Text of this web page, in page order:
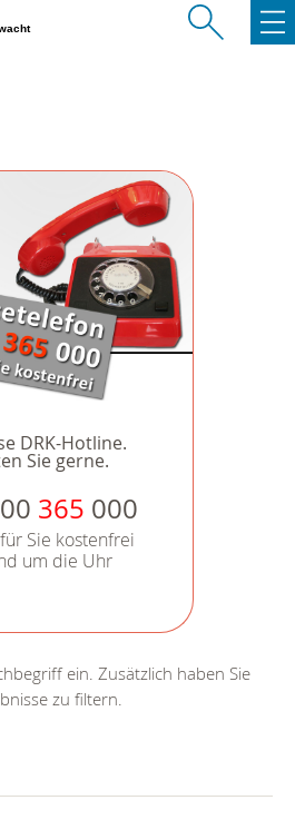
DRK-Hotline.
Sie gerne.
365 000
Sie kostenfrei
um die Uhr
ein. Zusätzlich haben Sie
zu filtern.